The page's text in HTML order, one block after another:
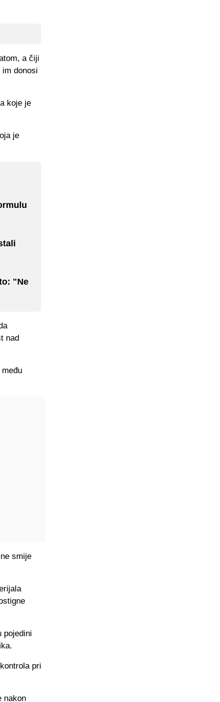
a čiji
donosi
koje je
je
"Ne
nad
smije
pojedini
pri
nakon